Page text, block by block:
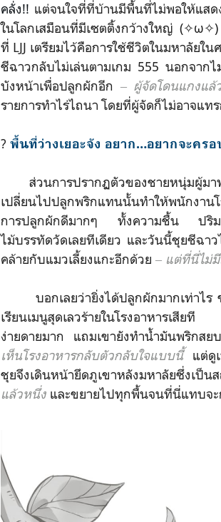
คลั่ง!! แต่จนใจที่ที่บ้านมีพื้นที่ไม่พอให้แสด
ในโลกเสมือนที่มีเซตติ้งกว้างใหญ่
ที่ LJJ เตรียมไว้คือการใช้ชีวิตในมหาลัยใ
ชีฉาวกลับไม่เล่นตามเกม 555 นอกจากไ
บังหน้าเพื่อปลูกผักอีก ‒ ผู้จัดโดนแกงแล้
รายการทำไร่ไถนา โดยที่ผู้จัดก็ไม่อาจแ
? พื้นที่ว่างเยอะจัง อยาก…อยากจะค
ส่วนการปรากฏตัวของชายหนุ่มผู้มาพ
เปลี่ยนไปปลูกพริกแทนนั้นทำให้พนักงาน
การปลูกผักดีมากๆ ทั้งความชื้น ปริมา
ไม้บรรทัดวัดเลยทีเดียว และวันนี้ชุยชีฉาว
คล้ายกับแมวเลี้ยงแกะอีกด้วย ‒ แต่ที่นี่ไม่มี
บอกเลยว่ายิ่งได้ปลูกผักมากเท่าไร ชุ
เรียนเมนูสุดเลวร้ายในโรงอาหารเสีย
ง่ายดายมาก แถมเขายังทำน้ำมันพริกส
เห็นโรงอาหารกลับตัวกลับใจแบบนี้ แต่ดู
ชุยจึงเดินหน้ายึดภูเขาหลังมหาลัยซึ่งเป็
แล้วหนึ่ง และขยายไปทุกพื้นจนที่นี่แทบจะ